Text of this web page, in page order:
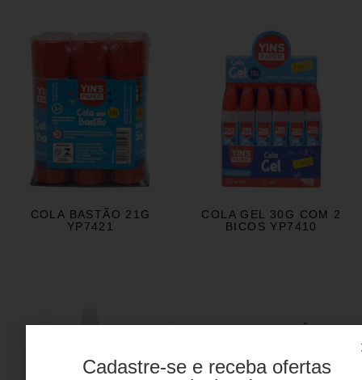
COLA BASTÃO 21G
YP7421
COLA GEL 30G COM 2
BICOS YP7410
COLA INSTANTÂNEA
Cadastre-se e receba ofertas